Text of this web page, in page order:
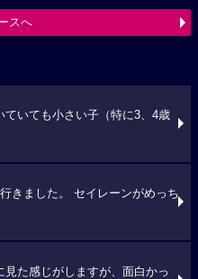
スへ
ていても小さい子（特に3、4歳
きました。 セイレーンがめっち
た感じがしますが、面白かっ